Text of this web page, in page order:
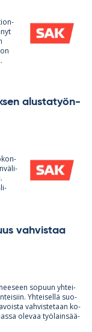
alus­ta­työn­
vah­vis­taa
so­puun yh­tei­
Yh­tei­sellä suo­
vah­vis­te­taan ko­
ole­vaa työ­lain­sää­